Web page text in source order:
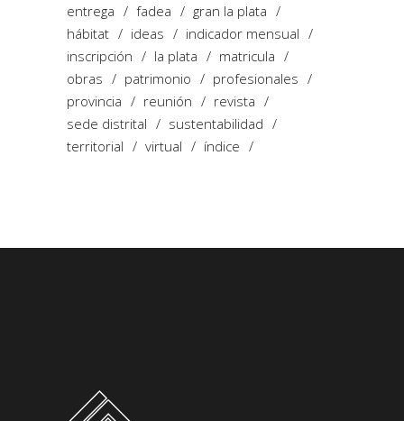
entrega
fadea
gran la plata
hábitat
ideas
indicador mensual
inscripción
la plata
matricula
obras
patrimonio
profesionales
provincia
reunión
revista
sede distrital
sustentabilidad
territorial
virtual índice